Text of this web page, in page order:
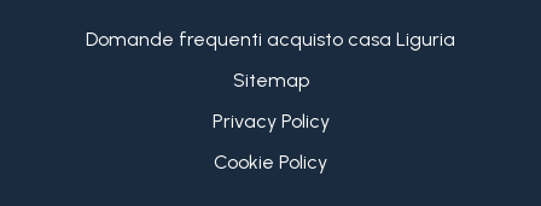
Domande frequenti acquisto casa Liguria
Sitemap
Privacy Policy
Cookie Policy